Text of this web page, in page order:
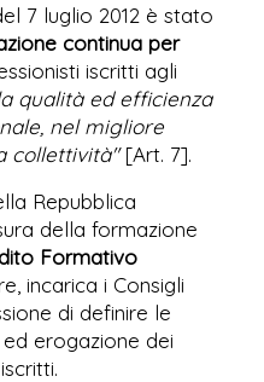
7 luglio 2012 è stato
continua per
iscritti agli
qualità ed efficienza
nel migliore
collettività"[Art. 7].
Repubblica
della formazione
Formativo
incarica i Consigli
di definire le
erogazione dei